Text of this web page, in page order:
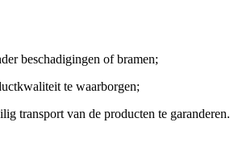
beschadigingen of bramen;
te waarborgen;
transport van de producten te garanderen.